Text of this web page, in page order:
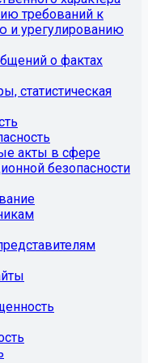
требований к
и урегулированию
о фактах
статистическая
акты в сфере
безопасности